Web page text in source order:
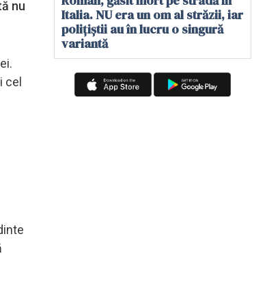
nu
cel
Italia. NU era un om al străzii, iar
polițiștii au în lucru o singură
variantă